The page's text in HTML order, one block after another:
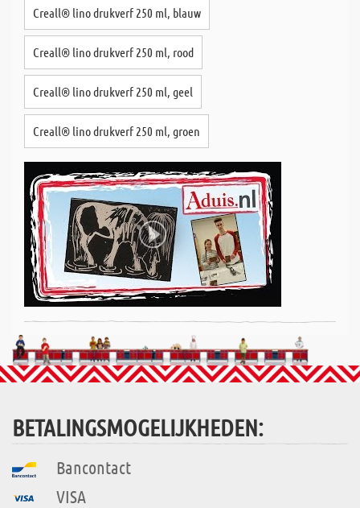
Creall® lino drukverf 250 ml, blauw
Creall® lino drukverf 250 ml, rood
Creall® lino drukverf 250 ml, geel
Creall® lino drukverf 250 ml, groen
BETALINGSMOGELIJKHEDEN:
Bancontact
VISA